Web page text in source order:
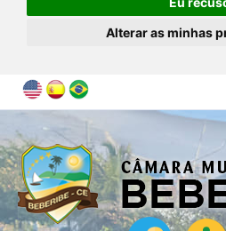
Alterar as minhas